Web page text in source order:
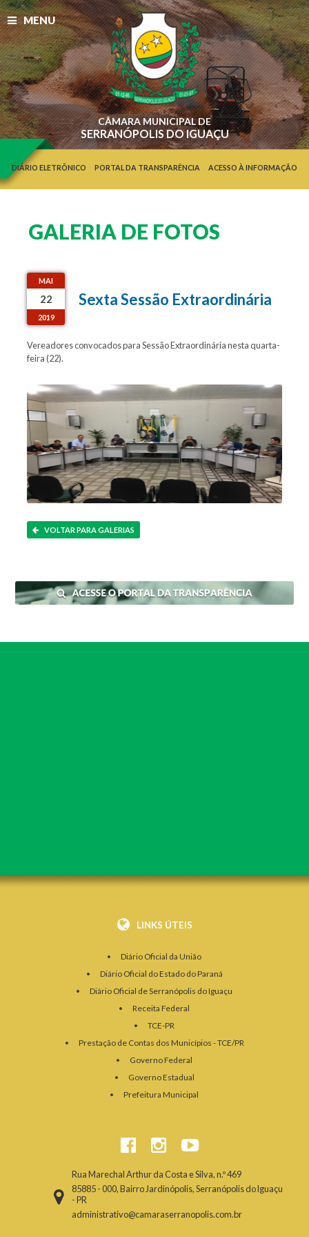
MENU
CÂMARA MUNICIPAL DE
SERRANÓPOLIS DO IGUAÇU
DIÁRIO ELETRÔNICO PORTAL DA TRANSPARÊNCIA ACESSO À INFORMAÇÃO
GALERIA DE FOTOS
MAI
22
2019
Sexta Sessão Extraordinária
Vereadores convocados para Sessão Extraordinária nesta quarta-
feira (22).
VOLTAR PARA GALERIAS
LINKS ÚTEIS
Diário Oficial da União
Diário Oficial do Estado do Paraná
Diário Oficial de Serranópolis do Iguaçu
Receita Federal
TCE-PR
Prestação de Contas dos Municípios - TCE/PR
Governo Federal
Governo Estadual
Prefeitura Municipal
Rua Marechal Arthur da Costa e Silva, n.º 469
85885 - 000, Bairro Jardinópolis, Serranópolis do Iguaçu
- PR
administrativo@camaraserranopolis.com.br